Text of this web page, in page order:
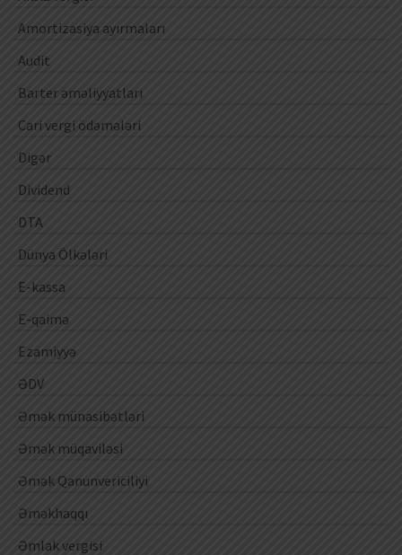
Amortizasiya ayırmaları
Audit
Barter əməliyyatları
Cari vergi ödəmələri
Digər
Dividend
DTA
Dünya Ölkələri
E-kassa
E-qaimə
Ezamiyyə
ƏDV
Əmək münasibətləri
Əmək müqaviləsi
Əmək Qanunvericiliyi
Əməkhaqqı
Əmlak vergisi